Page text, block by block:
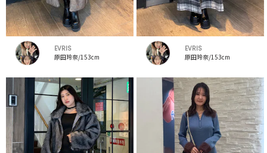
EVRIS
原田玲奈/153cm
EVRIS
原田玲奈/153cm